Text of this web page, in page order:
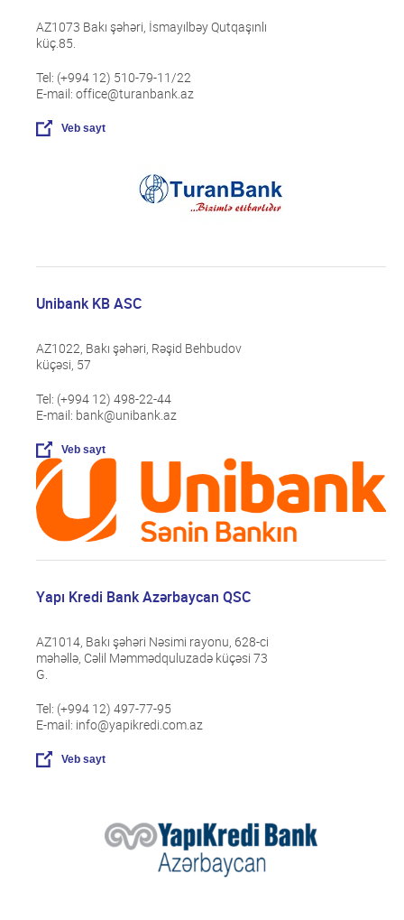
AZ1073 Bakı şəhəri, İsmayılbəy Qutqaşınlı
küç.85.
Tel: (+994 12) 510-79-11/22
E-mail: office@turanbank.az
Veb sayt
Unibank KB ASC
AZ1022, Bakı şəhəri, Rəşid Behbudov
küçəsi, 57
Tel: (+994 12) 498-22-44
E-mail: bank@unibank.az
Veb sayt
Yapı Kredi Bank Azərbaycan QSC
AZ1014, Bakı şəhəri Nəsimi rayonu, 628-ci
məhəllə, Cəlil Məmmədquluzadə küçəsi 73
G.
Tel: (+994 12) 497-77-95
E-mail: info@yapikredi.com.az
Veb sayt